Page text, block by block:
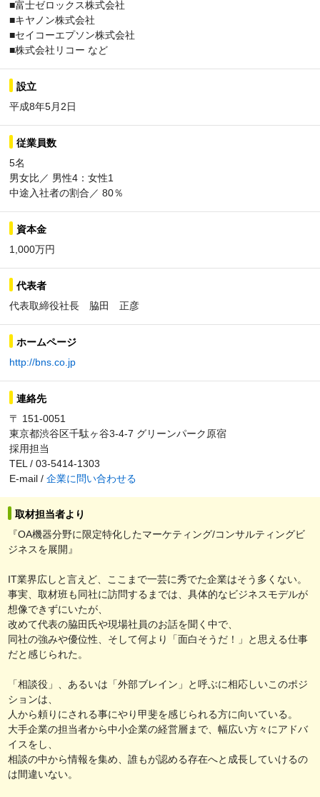
■富士ゼロックス株式会社
■キヤノン株式会社
■セイコーエプソン株式会社
■株式会社リコー など
設立
平成8年5月2日
従業員数
5名
男女比／ 男性4：女性1
中途入社者の割合／ 80％
資本金
1,000万円
代表者
代表取締役社長 脇田 正彦
ホームページ
http://bns.co.jp
連絡先
〒 151-0051
東京都渋谷区千駄ヶ谷3-4-7 グリーンパーク原宿
採用担当
TEL / 03-5414-1303
E-mail / 企業に問い合わせる
取材担当者より
『OA機器分野に限定特化したマーケティング/コンサルティングビ
ジネスを展開』
IT業界広しと言えど、ここまで一芸に秀でた企業はそう多くない。
事実、取材班も同社に訪問するまでは、具体的なビジネスモデルが
想像できずにいたが、
改めて代表の脇田氏や現場社員のお話を聞く中で、
同社の強みや優位性、そして何より「面白そうだ！」と思える仕事
だと感じられた。
「相談役」、あるいは「外部ブレイン」と呼ぶに相応しいこのポジ
ションは、
人から頼りにされる事にやり甲斐を感じられる方に向いている。
大手企業の担当者から中小企業の経営層まで、幅広い方々にアドバ
イスをし、
相談の中から情報を集め、誰もが認める存在へと成長していけるの
は間違いない。